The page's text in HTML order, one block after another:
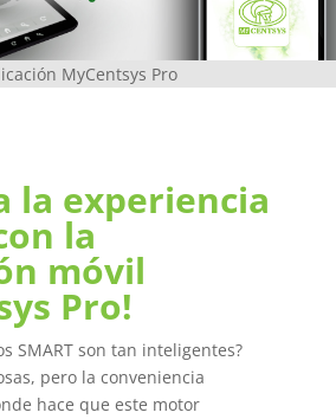
MyCentsys Pro
la experiencia
la
móvil
Pro!
SMART son tan inteligentes?
pero la conveniencia
hace que este motor